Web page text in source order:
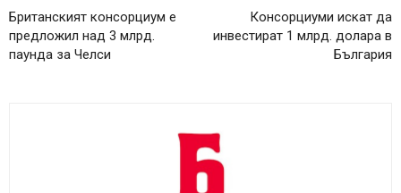
Британският консорциум е
предложил над 3 млрд.
паунда за Челси
Консорциуми искат да
инвестират 1 млрд. долара в
България